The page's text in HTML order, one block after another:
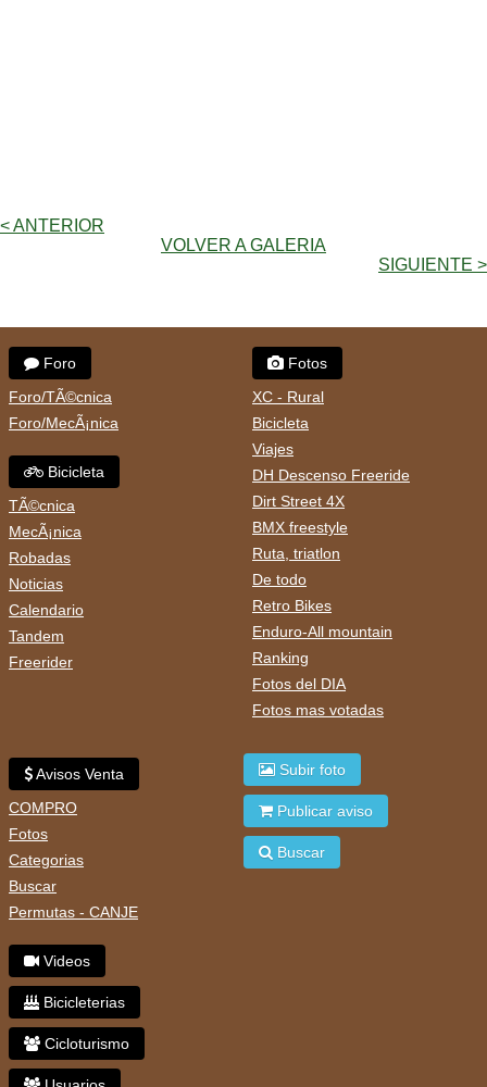
< ANTERIOR
VOLVER A GALERIA
SIGUIENTE >
Foro
Foro/TÃ©cnica
Foro/MecÃ¡nica
Bicicleta
TÃ©cnica
MecÃ¡nica
Robadas
Noticias
Calendario
Tandem
Freerider
Fotos
XC - Rural
Bicicleta
Viajes
DH Descenso Freeride
Dirt Street 4X
BMX freestyle
Ruta, triatlon
De todo
Retro Bikes
Enduro-All mountain
Ranking
Fotos del DIA
Fotos mas votadas
Avisos Venta
COMPRO
Fotos
Categorias
Buscar
Permutas - CANJE
Videos
Bicicleterias
Cicloturismo
Subir foto
Publicar aviso
Buscar